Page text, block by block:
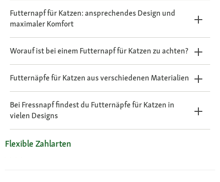
Futternapf für Katzen: ansprechendes Design und
maximaler Komfort
Worauf ist bei einem Futternapf für Katzen zu achten?
Futternäpfe für Katzen aus verschiedenen Materialien
Bei Fressnapf findest du Futternäpfe für Katzen in
vielen Designs
Flexible Zahlarten